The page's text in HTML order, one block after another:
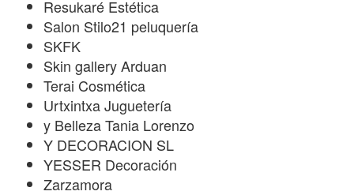
Resukaré Estética
Salon Stilo21 peluquería
SKFK
Skin gallery Arduan
Terai Cosmética
Urtxintxa Juguetería
y Belleza Tania Lorenzo
Y DECORACION SL
YESSER Decoración
Zarzamora